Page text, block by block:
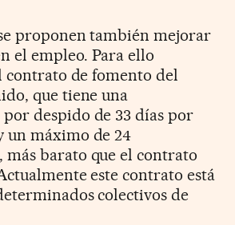
proponen también mejorar
el empleo. Para ello
de fomento del
que tiene una
despido de 33 días por
un máximo de 24
más barato que el contrato
este contrato está
colectivos de